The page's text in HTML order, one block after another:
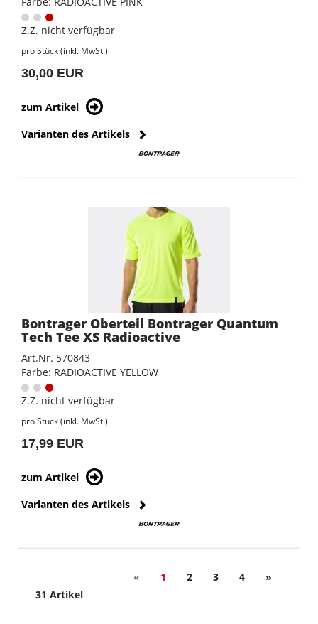
Z.Z. nicht verfügbar
pro Stück (inkl. MwSt.)
30,00 EUR
zum Artikel
Varianten des Artikels
Bontrager Oberteil Bontrager Quantum
Tech Tee XS Radioactive
Art.Nr. 570843
Farbe: RADIOACTIVE YELLOW
Z.Z. nicht verfügbar
pro Stück (inkl. MwSt.)
17,99 EUR
zum Artikel
Varianten des Artikels
« 1 2 3 4
»
31 Artikel